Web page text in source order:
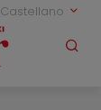
Castellano